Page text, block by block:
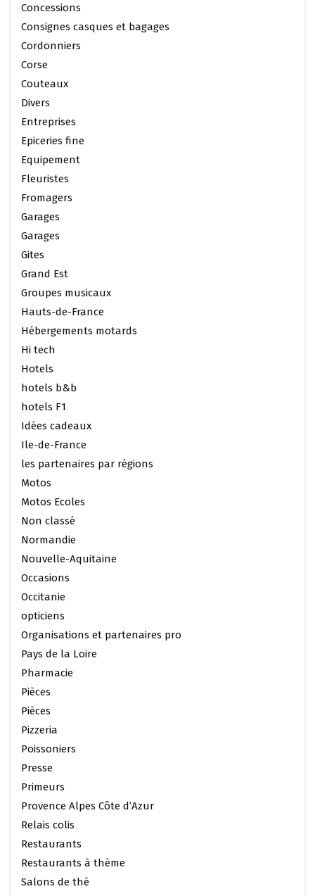
Concessions
Consignes casques et bagages
Cordonniers
Corse
Couteaux
Divers
Entreprises
Epiceries fine
Equipement
Fleuristes
Fromagers
Garages
Garages
Gites
Grand Est
Groupes musicaux
Hauts-de-France
Hébergements motards
Hi tech
Hotels
hotels b&b
hotels F1
Idées cadeaux
Ile-de-France
les partenaires par régions
Motos
Motos Ecoles
Non classé
Normandie
Nouvelle-Aquitaine
Occasions
Occitanie
opticiens
Organisations et partenaires pro
Pays de la Loire
Pharmacie
Pièces
Pièces
Pizzeria
Poissoniers
Presse
Primeurs
Provence Alpes Côte d’Azur
Relais colis
Restaurants
Restaurants à thème
Salons de thé